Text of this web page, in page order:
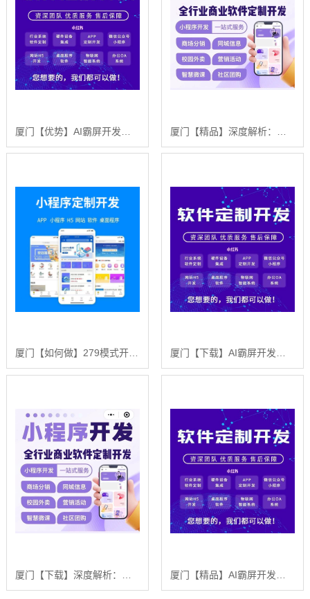
厦门【如何做】279模式开发：深度解析与企业赋能白皮书【279模式开发案例分析】【怎么样?】 厦门【下载】AI霸屏开发深度解析：2025年行业趋势与浩广网络解决方案【有哪些?】